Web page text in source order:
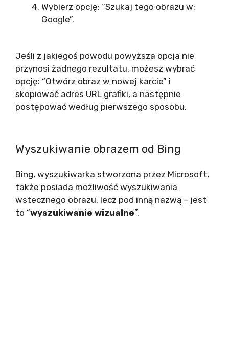
Wybierz opcję: “Szukaj tego obrazu w:
Google”.
Jeśli z jakiegoś powodu powyższa opcja nie
przynosi żadnego rezultatu, możesz wybrać
opcję: “Otwórz obraz w nowej karcie” i
skopiować adres URL grafiki, a następnie
postępować według pierwszego sposobu.
Wyszukiwanie obrazem od Bing
Bing, wyszukiwarka stworzona przez Microsoft,
także posiada możliwość wyszukiwania
wstecznego obrazu, lecz pod inną nazwą – jest
to “wyszukiwanie wizualne”.